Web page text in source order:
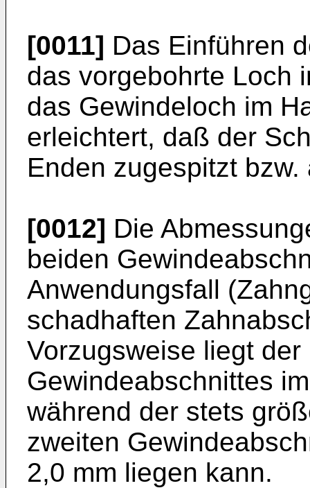
[0011] Das Einführen
das vorgebohrte Loch
das Gewindeloch im
erleichtert, daß der
Enden zugespitzt
[0012] Die
beiden
Anwendungsfall
schadhaften
Vorzugsweise liegt
Gewindeabschnittes
während der stets
zweiten
2,0 mm liegen kann.